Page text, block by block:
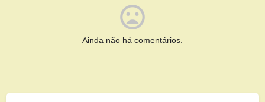
Ainda não há comentários.